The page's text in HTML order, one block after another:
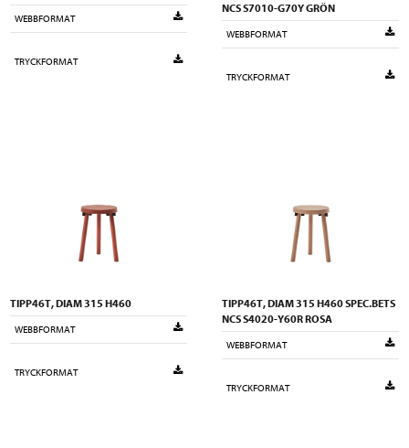
WEBBFORMAT
TRYCKFORMAT
NCS S7010-G70Y GRÖN
WEBBFORMAT
TRYCKFORMAT
TIPP46T, DIAM 315 H460
WEBBFORMAT
TRYCKFORMAT
TIPP46T, DIAM 315 H460 SPEC.BETS
NCS S4020-Y60R ROSA
WEBBFORMAT
TRYCKFORMAT